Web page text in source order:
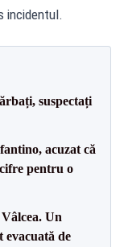
incidentul.
suspectați
acuzat că
pentru o
Un
evacuată de